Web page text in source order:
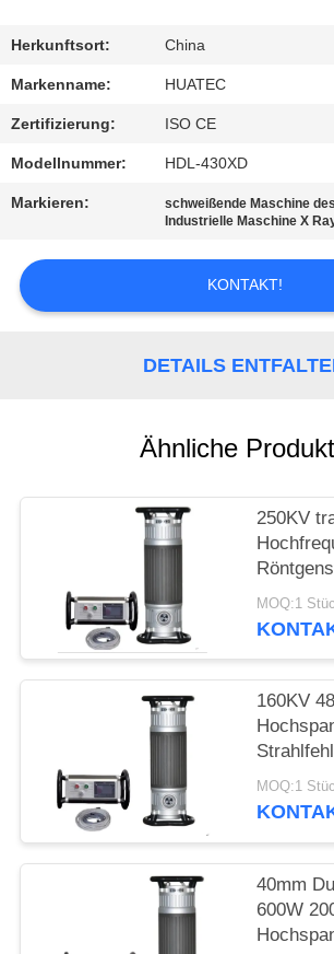
SIE
MIT
UNS
IN
VERBINDUNG
FORDERN
SIE EIN
POLICY
Herkunftsort: China
Markenname: HUATEC
Zertifizierung: ISO CE
Modellnummer: HDL-430XD
Markieren: schweißende Maschine
Industrielle Maschine X
KONTAKT!
DETAILS
Ähnliche
250KV
50mm
MOQ:1
160KV
22mm
MOQ:1
40mm
600W